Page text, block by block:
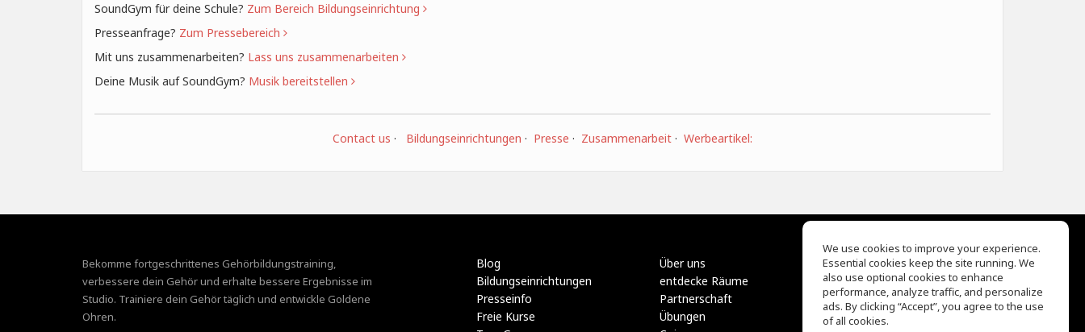
SoundGym für deine Schule? Zum Bereich Bildungseinrichtung
Presseanfrage? Zum Pressebereich
Mit uns zusammenarbeiten? Lass uns zusammenarbeiten
Deine Musik auf SoundGym? Musik bereitstellen
Contact us · Bildungseinrichtungen · Presse · Zusammenarbeit · Werbeartikel:
Bekomme fortgeschrittenes Gehörbildungstraining,
verbessere dein Gehör und erhalte bessere Ergebnisse im
Studio. Trainiere dein Gehör täglich und entwickle Goldene
Ohren.
Blog
Bildungseinrichtungen
Presseinfo
Freie Kurse
Über uns
entdecke Räume
Partnerschaft
Übungen
EQ Ear Training
Drum Machine
Hilfe
Nutzungsbedingungen
We use cookies to improve your experience.
Essential cookies keep the site running. We
also use optional cookies to enhance
performance, analyze traffic, and personalize
ads. By clicking “Accept”, you agree to the use
of all cookies.